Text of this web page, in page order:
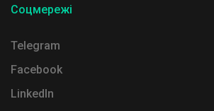
Соцмережі
Telegram
Facebook
LinkedIn